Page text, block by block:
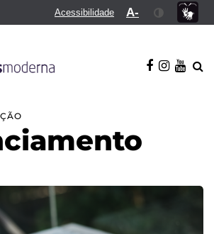
Acessibilidade A-